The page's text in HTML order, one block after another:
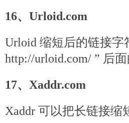
16、Urloid.com
Urloid 缩短后的链接字
http://urloid.com/ ” 后面
17、Xaddr.com
Xaddr 可以把长链接缩